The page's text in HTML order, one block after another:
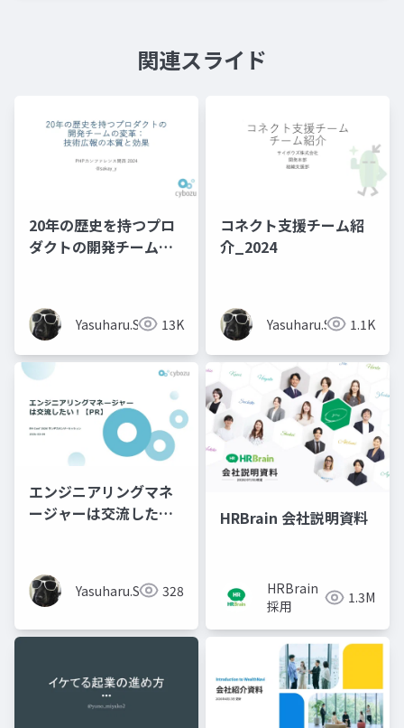
関連スライド
20年の歴史を持つプロ
ダクトの開発チームの
Yasuharu.S 13K
コネクト支援チーム紹
介_2024
Yasuharu.S 1.1K
エンジニアリングマネ
ージャーは交流した
Yasuharu.S 328
HRBrain 会社説明資料
HRBrain
採用
1.3M